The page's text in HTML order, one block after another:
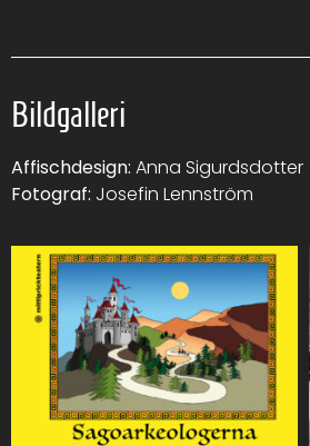
Bildgalleri
Affischdesign: Anna Sigurdsdotter
Fotograf: Josefin Lennström